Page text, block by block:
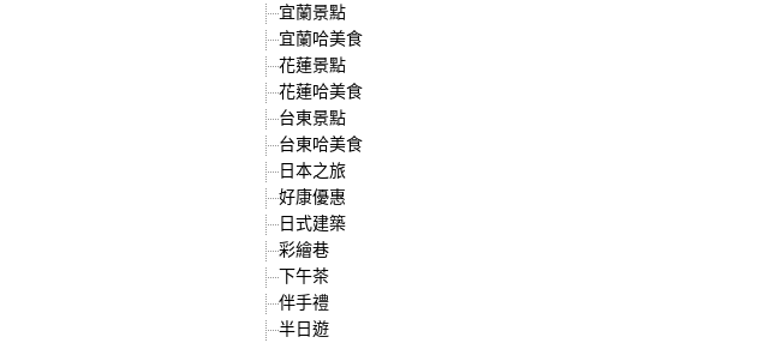
宜蘭景點
宜蘭哈美食
花蓮景點
花蓮哈美食
台東景點
台東哈美食
日本之旅
好康優惠
日式建築
彩繪巷
下午茶
伴手禮
半日遊